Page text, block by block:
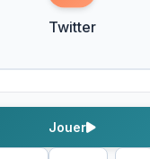
Twitter
Jouer